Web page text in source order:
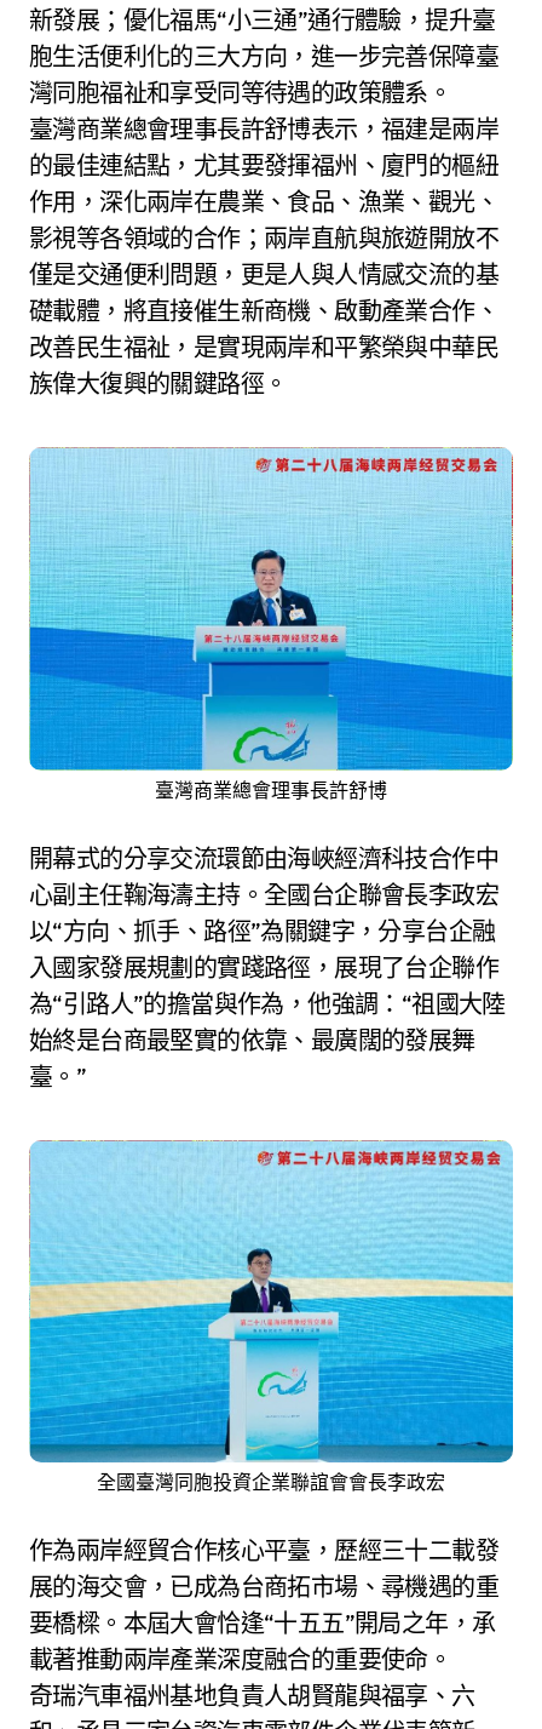
新發展；優化福馬“小三通”通行體驗，提升臺
胞生活便利化的三大方向，進一步完善保障臺
灣同胞福祉和享受同等待遇的政策體系。
臺灣商業總會理事長許舒博表示，福建是兩岸
的最佳連結點，尤其要發揮福州、廈門的樞紐
作用，深化兩岸在農業、食品、漁業、觀光、
影視等各領域的合作；兩岸直航與旅遊開放不
僅是交通便利問題，更是人與人情感交流的基
礎載體，將直接催生新商機、啟動產業合作、
改善民生福祉，是實現兩岸和平繁榮與中華民
族偉大復興的關鍵路徑。
臺灣商業總會理事長許舒博
開幕式的分享交流環節由海峽經濟科技合作中
心副主任鞠海濤主持。全國台企聯會長李政宏
以“方向、抓手、路徑”為關鍵字，分享台企融
入國家發展規劃的實踐路徑，展現了台企聯作
為“引路人”的擔當與作為，他強調：“祖國大陸
始終是台商最堅實的依靠、最廣闊的發展舞
臺。”
全國臺灣同胞投資企業聯誼會會長李政宏
作為兩岸經貿合作核心平臺，歷經三十二載發
展的海交會，已成為台商拓市場、尋機遇的重
要橋樑。本屆大會恰逢“十五五”開局之年，承
載著推動兩岸產業深度融合的重要使命。
奇瑞汽車福州基地負責人胡賢龍與福享、六